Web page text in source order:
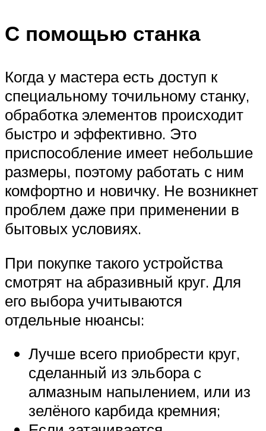
С помощью станка
Когда у мастера есть доступ к
специальному точильному станку,
обработка элементов происходит
быстро и эффективно. Это
приспособление имеет небольшие
размеры, поэтому работать с ним
комфортно и новичку. Не возникнет
проблем даже при применении в
бытовых условиях.
При покупке такого устройства
смотрят на абразивный круг. Для
его выбора учитываются
отдельные нюансы:
Лучше всего приобрести круг,
сделанный из эльбора с
алмазным напылением, или из
зелёного карбида кремния;